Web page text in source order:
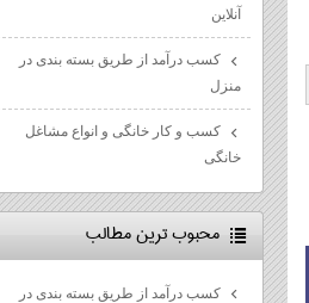
آنلاین
کسب درآمد از طریق بسته بندی در
منزل
کسب و کار خانگی و انواع مشاغل
خانگی
محبوب ترين مطالب
کسب درآمد از طریق بسته بندی در